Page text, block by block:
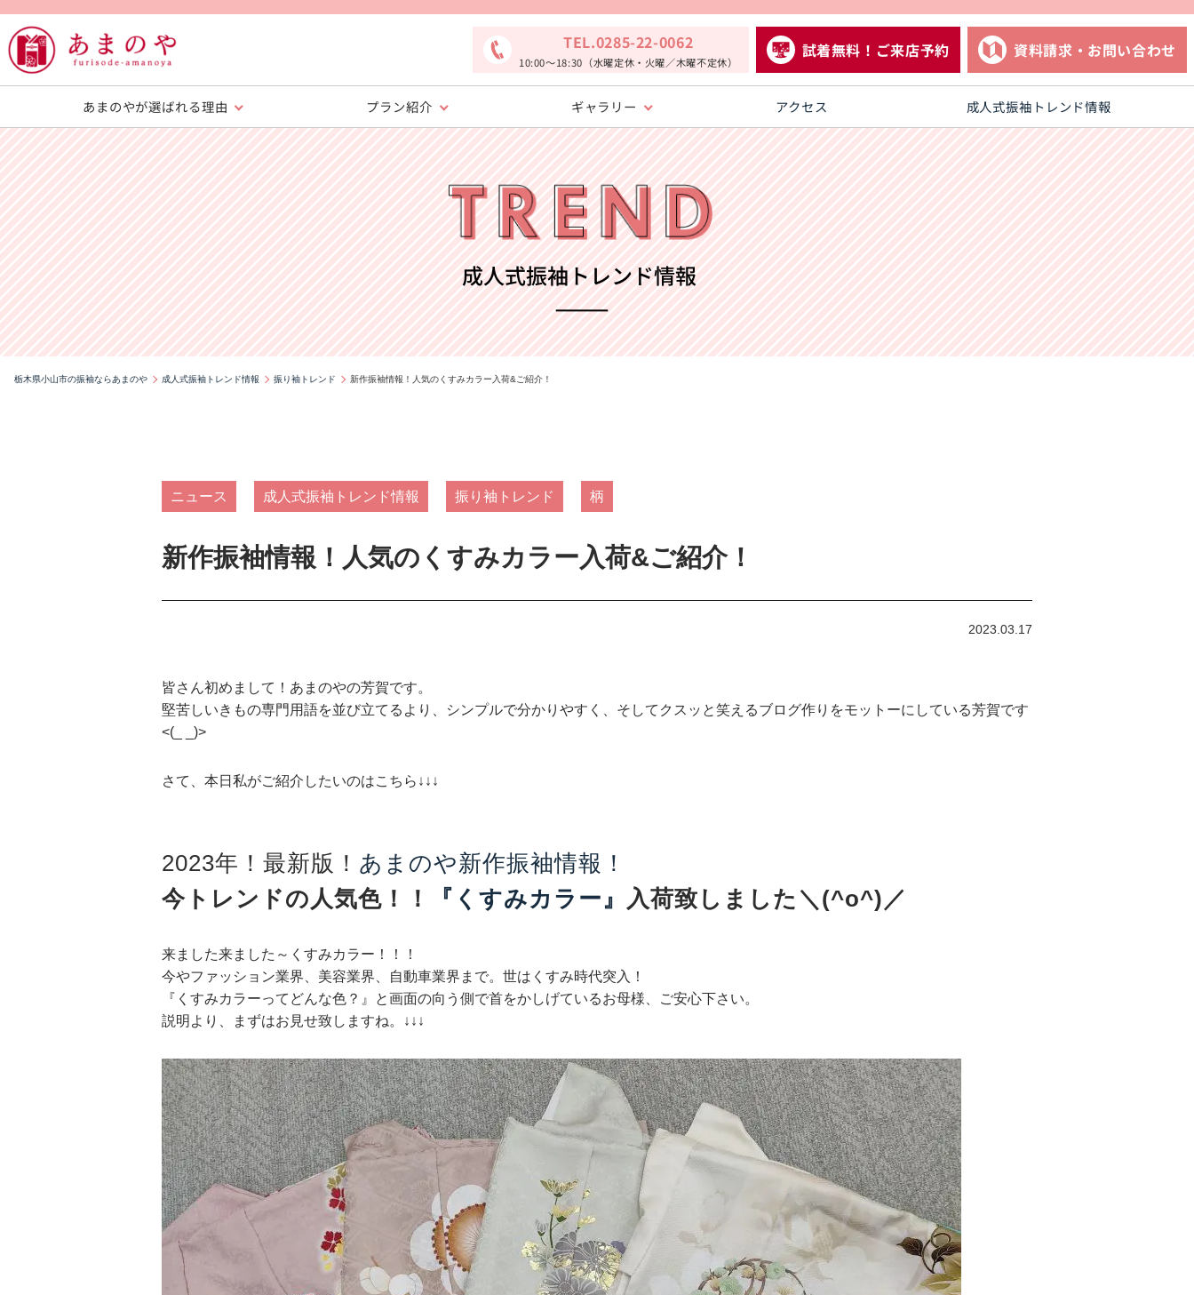
TEL.0285-22-0062
10:00〜18:30（水曜定休・火曜／木曜不定休）
試着無料！ご来店予約 資料請求・お問い合わせ
あまのやが選ばれる理由 プラン紹介 ギャラリー アクセス 成人式振袖トレンド情報
栃木県小山市の振袖ならあまのや 成人式振袖トレンド情報 振り袖トレンド 新作振袖情報！人気のくすみカラー入荷&ご紹介！
ニュース 成人式振袖トレンド情報 振り袖トレンド 柄
新作振袖情報！人気のくすみカラー入荷&ご紹介！
2023.03.17
皆さん初めまして！あまのやの芳賀です。
堅苦しいきもの専門用語を並び立てるより、シンプルで分かりやすく、そしてクスッと笑えるブログ作りをモットーにしている芳賀です
<(_ _)>
さて、本日私がご紹介したいのはこちら↓↓↓
2023年！最新版！ あまのや新作振袖情報！
今トレンドの人気色！！
『くすみカラー』 入荷致しました＼(^o^)／
来ました来ました～くすみカラー！！！
今やファッション業界、美容業界、自動車業界まで。世はくすみ時代突入！
『くすみカラーってどんな色？』
と画面の向う側で首をかしげているお母様、ご安心下さい。
説明より、まずはお見せ致しますね。↓↓↓